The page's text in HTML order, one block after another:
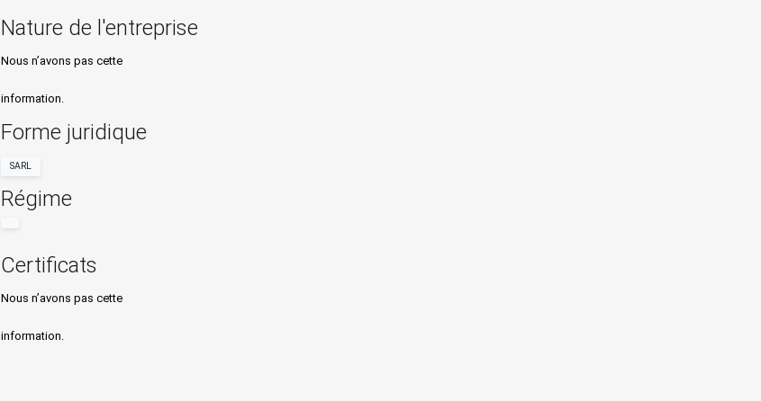
Nature de l'entreprise
Nous n’avons pas cette
information.
Forme juridique
SARL
Régime
Certificats
Nous n’avons pas cette
information.